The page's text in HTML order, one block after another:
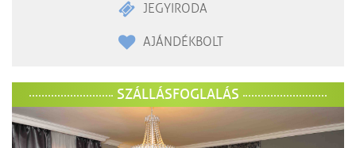
JEGYIRODA
AJÁNDÉKBOLT
SZÁLLÁSFOGLALÁS